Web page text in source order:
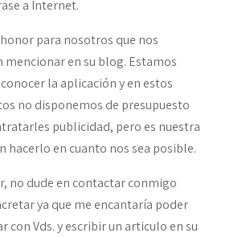
a Internet.
para nosotros que nos
mencionar en su blog. Estamos
la aplicación y en estos
no disponemos de presupuesto
publicidad, pero es nuestra
hacerlo en cuanto nos sea posible.
no dude en contactar conmigo
ya que me encantaría poder
con Vds. y escribir un articulo en su